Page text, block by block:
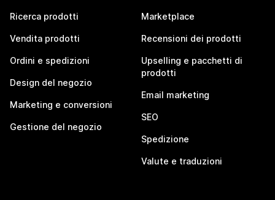
Ricerca prodotti
Vendita prodotti
Ordini e spedizioni
Design del negozio
Marketing e conversioni
Gestione del negozio
Marketplace
Recensioni dei prodotti
Upselling e pacchetti di
prodotti
Email marketing
SEO
Spedizione
Valute e traduzioni